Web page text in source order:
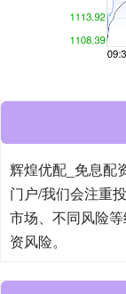
辉煌优配_免息配
门户/我们会注重
市场、不同风险
资风险。